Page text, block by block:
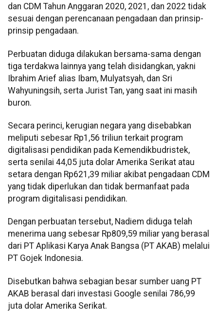
dan CDM Tahun Anggaran 2020, 2021, dan 2022 tidak
sesuai dengan perencanaan pengadaan dan prinsip-
prinsip pengadaan.
Perbuatan diduga dilakukan bersama-sama dengan
tiga terdakwa lainnya yang telah disidangkan, yakni
Ibrahim Arief alias Ibam, Mulyatsyah, dan Sri
Wahyuningsih, serta Jurist Tan, yang saat ini masih
buron.
Secara perinci, kerugian negara yang disebabkan
meliputi sebesar Rp1,56 triliun terkait program
digitalisasi pendidikan pada Kemendikbudristek,
serta senilai 44,05 juta dolar Amerika Serikat atau
setara dengan Rp621,39 miliar akibat pengadaan CDM
yang tidak diperlukan dan tidak bermanfaat pada
program digitalisasi pendidikan.
Dengan perbuatan tersebut, Nadiem diduga telah
menerima uang sebesar Rp809,59 miliar yang berasal
dari PT Aplikasi Karya Anak Bangsa (PT AKAB) melalui
PT Gojek Indonesia.
Disebutkan bahwa sebagian besar sumber uang PT
AKAB berasal dari investasi Google senilai 786,99
juta dolar Amerika Serikat.